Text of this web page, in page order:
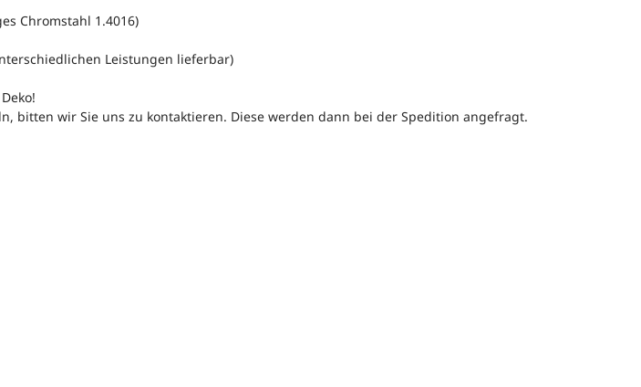
Chromstahl 1.4016)
Leistungen lieferbar)
bitten wir Sie uns zu kontaktieren. Diese werden dann bei der Spedition angefragt.